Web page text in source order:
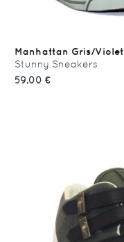
Manhattan Gris/Violet
Stunny Sneakers
59,00 €